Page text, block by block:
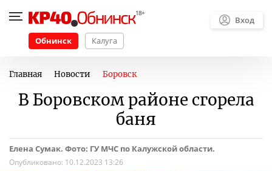
Обнинск Калуга
Вход
Главная Новости Боровск
В Боровском районе сгорела
баня
Елена Сумак. Фото: ГУ МЧС по Калужской области.
Опубликовано: 10.12.2023 13:26